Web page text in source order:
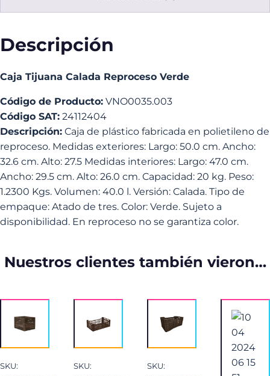
Descripción
Caja Tijuana Calada Reproceso Verde
Código de Producto: VNO0035.003
Código SAT: 24112404
Descripción: Caja de plástico fabricada en polietileno de
reproceso. Medidas exteriores: Largo: 50.0 cm. Ancho:
32.6 cm. Alto: 27.5 Medidas interiores: Largo: 47.0 cm.
Ancho: 29.5 cm. Alto: 26.0 cm. Capacidad: 20 kg. Peso:
1.2300 Kgs. Volumen: 40.0 l. Versión: Calada. Tipo de
empaque: Atado de tres. Color: Verde. Sujeto a
disponibilidad. En reproceso no se garantiza color.
Nuestros clientes también vieron…
SKU:
SKU:
SKU: